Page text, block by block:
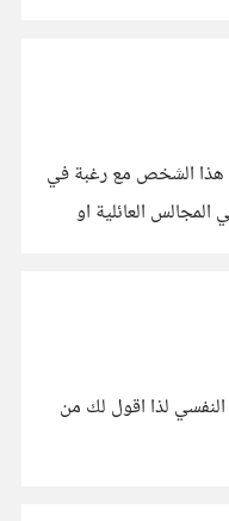
هذا الشخص مع رغبة في
العائلية او
لذا اقول لك من